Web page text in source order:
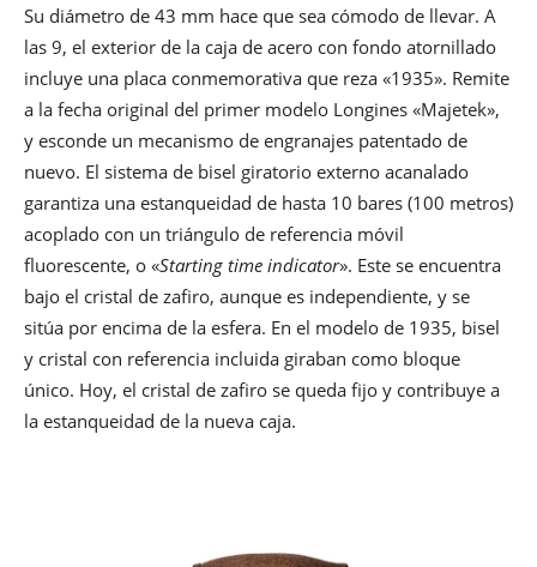
Su diámetro de 43 mm hace que sea cómodo de llevar. A
las 9, el exterior de la caja de acero con fondo atornillado
incluye una placa conmemorativa que reza «1935». Remite
a la fecha original del primer modelo Longines «Majetek»,
y esconde un mecanismo de engranajes patentado de
nuevo. El sistema de bisel giratorio externo acanalado
garantiza una estanqueidad de hasta 10 bares (100 metros)
acoplado con un triángulo de referencia móvil
fluorescente, o «Starting time indicator». Este se encuentra
bajo el cristal de zafiro, aunque es independiente, y se
sitúa por encima de la esfera. En el modelo de 1935, bisel
y cristal con referencia incluida giraban como bloque
único. Hoy, el cristal de zafiro se queda fijo y contribuye a
la estanqueidad de la nueva caja.